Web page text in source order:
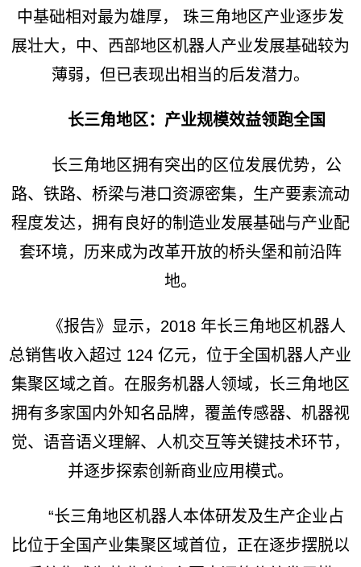
中基础相对最为雄厚， 珠三角地区产业逐步发
展壮大，中、西部地区机器人产业发展基础较为
薄弱，但已表现出相当的后发潜力。
长三角地区：产业规模效益领跑全国
长三角地区拥有突出的区位发展优势，公
路、铁路、桥梁与港口资源密集，生产要素流动
程度发达，拥有良好的制造业发展基础与产业配
套环境，历来成为改革开放的桥头堡和前沿阵
地。
《报告》显示，2018 年长三角地区机器人
总销售收入超过 124 亿元，位于全国机器人产业
集聚区域之首。在服务机器人领域，长三角地区
拥有多家国内外知名品牌，覆盖传感器、机器视
觉、语音语义理解、人机交互等关键技术环节，
并逐步探索创新商业应用模式。
“长三角地区机器人本体研发及生产企业占
比位于全国产业集聚区域首位，正在逐步摆脱以